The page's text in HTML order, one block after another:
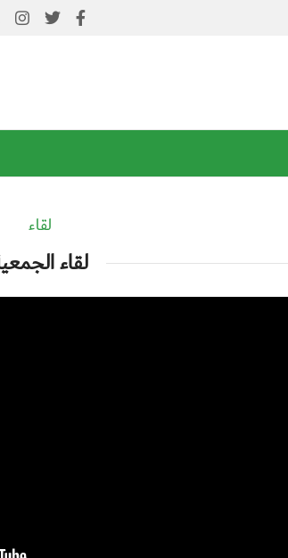
لقاء
لقاء